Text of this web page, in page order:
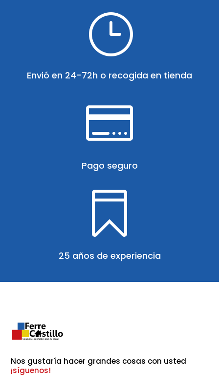
}
Envió en 24-72h o recogida en tienda

Pago seguro

25 años de experiencia
Nos gustaría hacer grandes cosas con usted
¡síguenos!